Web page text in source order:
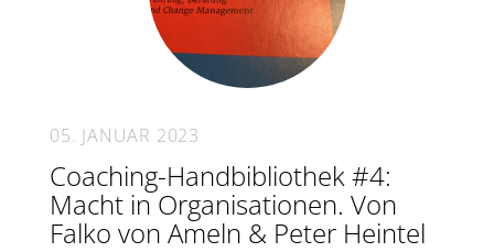
05. JANUAR 2023
Coaching-Handbibliothek #4:
Macht in Organisationen. Von
Falko von Ameln & Peter Heintel